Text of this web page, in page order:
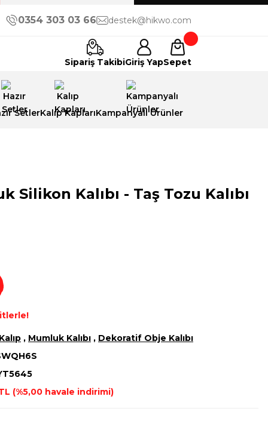
0354 303 03 66 destek@hikwo.com
Sipariş TakibiGiriş YapSepet
SetlerKalıp KaplarıKampanyalı Ürünler
Silikon Kalıbı - Taş Tozu Kalıbı
, Mumluk Kalıbı , Dekoratif Obje Kalıbı
(%5,00 havale indirimi)